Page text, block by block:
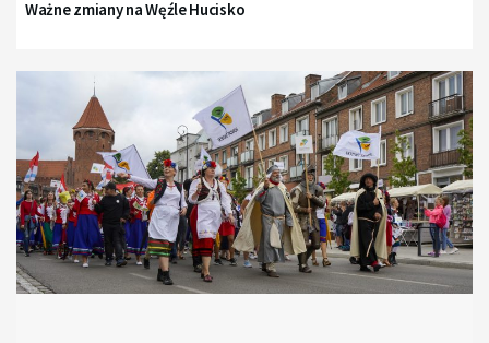
Ważne zmiany na Węźle Hucisko